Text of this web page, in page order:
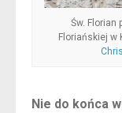
Św. Florian
Floriańskiej w
Nie do końca